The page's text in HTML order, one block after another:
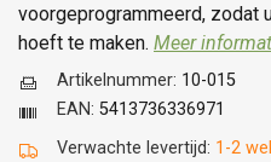
voorgeprogrammeerd, zodat
hoeft te maken. Meer
Verwachte levertijd: 1-2
Artikelnummer: 10-015
EAN: 5413736336971